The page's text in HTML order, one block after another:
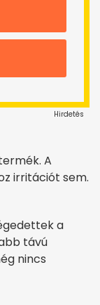
Hirdetés
A
irritációt sem.
a
távú
nincs